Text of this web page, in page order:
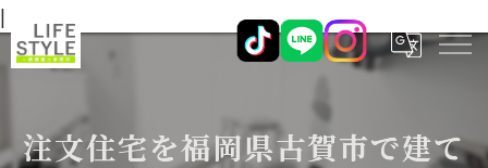
|
注文住宅を福岡県古賀市で建て